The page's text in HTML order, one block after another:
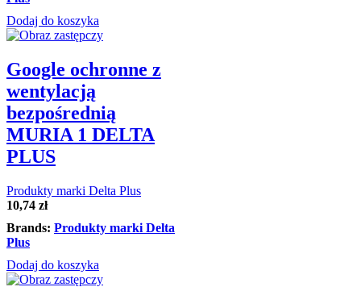
Dodaj do koszyka
Google ochronne z
wentylacją
bezpośrednią
MURIA 1 DELTA
PLUS
Produkty marki Delta Plus
10,74 zł
Brands: Produkty marki Delta
Plus
Dodaj do koszyka